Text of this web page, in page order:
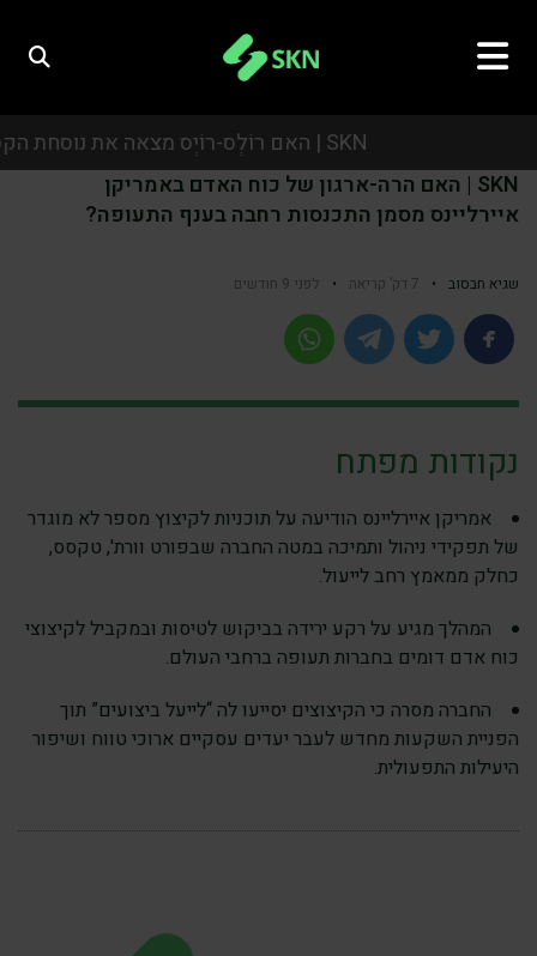
SKN | האם רוֹלְס-רוֹיְס מצאה את נוסחת הקסם? זינוק בביקושים לתעשיות הביטחון וה-AI מזניק את התחזיות
SKN | האם הרה-ארגון של כוח האדם באמריקן
איירליינס מסמן התכנסות רחבה בענף התעופה?
שגיא חבסוב • 7 דק’ קריאה • לפני 9 חודשים
נקודות מפתח
אמריקן איירליינס הודיעה על תוכניות לקיצוץ מספר לא מוגדר
של תפקידי ניהול ותמיכה במטה החברה שבפורט וורת', טקסס,
כחלק ממאמץ רחב לייעול.
המהלך מגיע על רקע ירידה בביקוש לטיסות ובמקביל לקיצוצי
כוח אדם דומים בחברות תעופה ברחבי העולם.
החברה מסרה כי הקיצוצים יסייעו לה “לייעל ביצועים” תוך
הפניית השקעות מחדש לעבר יעדים עסקיים ארוכי טווח ושיפור
היעילות התפעולית.